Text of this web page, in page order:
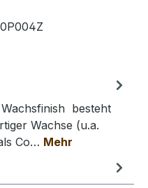
besteht
Wachse (u.a.
Co… Mehr